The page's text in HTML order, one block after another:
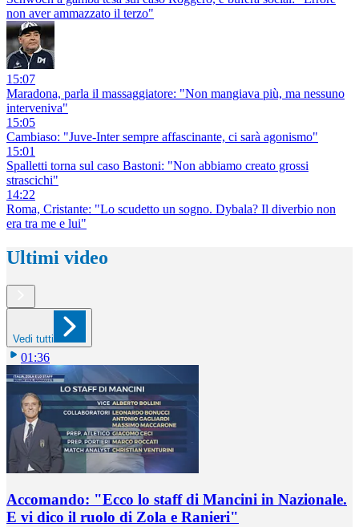
non aver ammazzato il terzo"
15:07
Maradona, parla il massaggiatore: "Non mangiava più, ma nessuno
interveniva"
15:05
Cambiaso: "Juve-Inter sempre affascinante, ci sarà agonismo"
15:01
Spalletti torna sul caso Bastoni: "Non abbiamo creato grossi
strascichi"
14:22
Roma, Cristante: "Lo scudetto un sogno. Dybala? Il diverbio non
era tra me e lui"
Ultimi video
Vedi tutti
01:36
Accomando: "Ecco lo staff di Mancini in Nazionale.
E vi dico il ruolo di Zola e Ranieri"